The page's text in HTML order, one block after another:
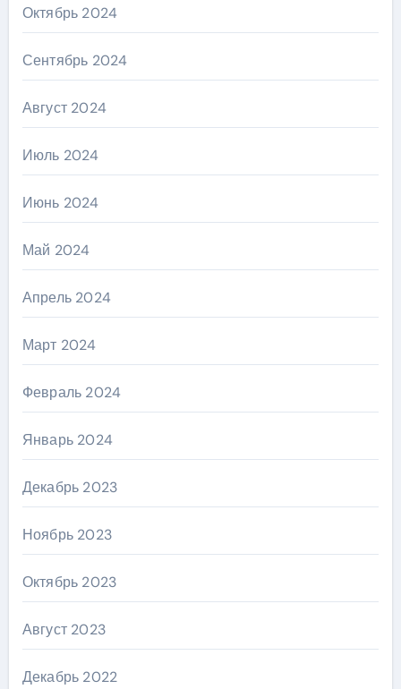
Октябрь 2024
Сентябрь 2024
Август 2024
Июль 2024
Июнь 2024
Май 2024
Апрель 2024
Март 2024
Февраль 2024
Январь 2024
Декабрь 2023
Ноябрь 2023
Октябрь 2023
Август 2023
Декабрь 2022